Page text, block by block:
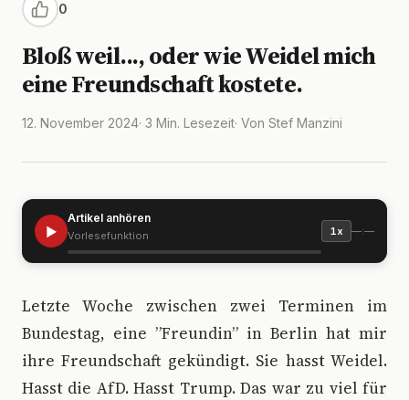
0
Bloß weil..., oder wie Weidel mich
eine Freundschaft kostete.
12. November 2024· 3 Min. Lesezeit· Von Stef Manzini
▶
Artikel anhören
Vorlesefunktion 1x —:—
Letzte Woche zwischen zwei Terminen im
Bundestag, eine ”Freundin” in Berlin hat mir
ihre Freundschaft gekündigt. Sie hasst Weidel.
Hasst die AfD. Hasst Trump. Das war zu viel für